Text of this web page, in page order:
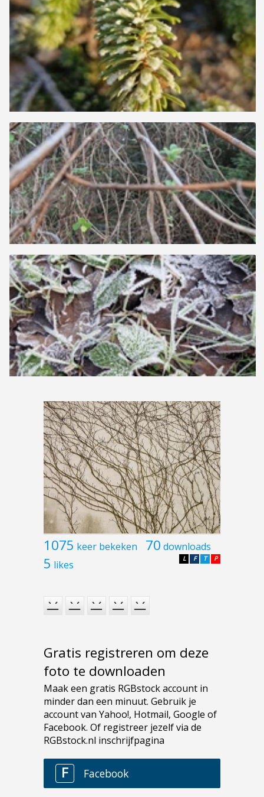
1075 keer bekeken 70 downloads
5 likes P
T
F
L
Gratis registreren om deze
foto te downloaden